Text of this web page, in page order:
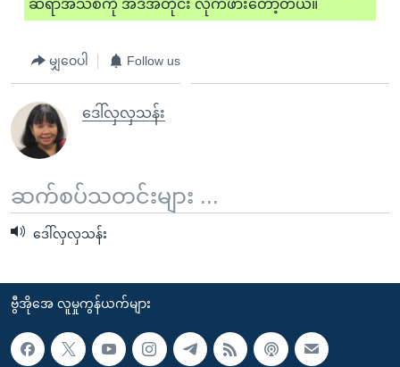
ဆရာအသစ်ကို အဲဒီအတိုင်း လိုက်ဖားတော့တယ်။
မျှဝေပါ Follow us
ဒေါ်လှလှသန်း
ဆက်စပ်သတင်းများ ...
ဒေါ်လှလှသန်း
ဗွီအိုအေ လူမှုကွန်ယက်များ